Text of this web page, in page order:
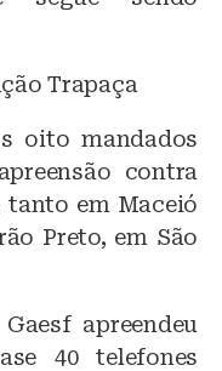
Trapaça
oito mandados
contra
tanto em Maceió
Preto, em São
apreendeu
40 telefones